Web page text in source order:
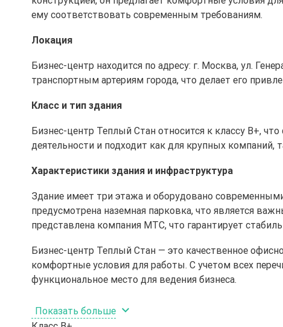
ему соответствовать современным требованиям.
Локация
Бизнес-центр находится по адресу: г. Москва, ул.
транспортным артериям города, что делает его
Класс и тип здания
Бизнес-центр Теплый Стан относится к классу B+,
деятельности и подходит как для крупных компаний,
Характеристики здания и инфраструктура
Здание имеет три этажа и оборудовано
предусмотрена наземная парковка, что является
представлена компания МТС, что гарантирует
Бизнес-центр Теплый Стан — это качественное
комфортные условия для работы. С учетом всех
функциональное место для ведения бизнеса.
Показать больше